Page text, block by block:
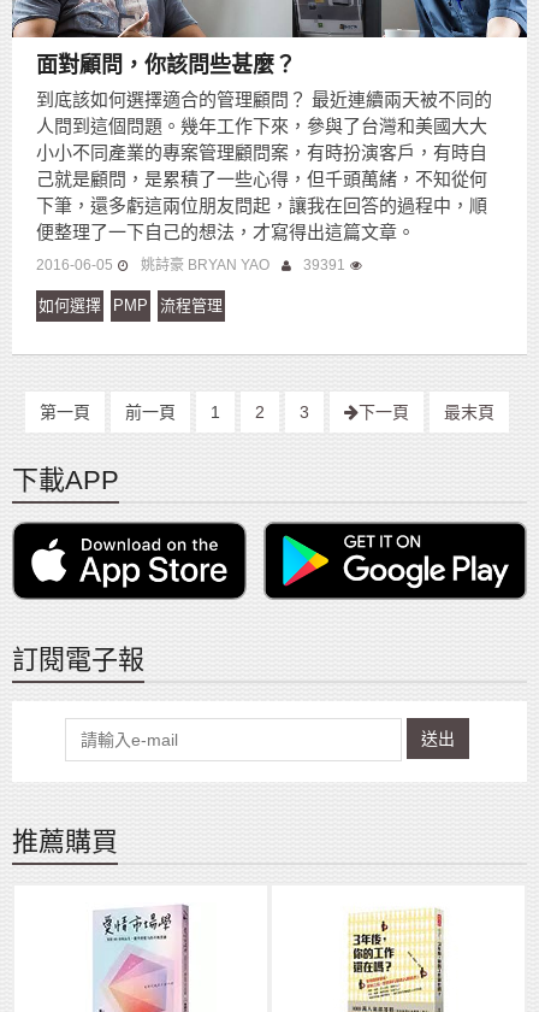
面對顧問，你該問些甚麼？
到底該如何選擇適合的管理顧問？ 最近連續兩天被不同的
人問到這個問題。幾年工作下來，參與了台灣和美國大大
小小不同產業的專案管理顧問案，有時扮演客戶，有時自
己就是顧問，是累積了一些心得，但千頭萬緒，不知從何
下筆，還多虧這兩位朋友問起，讓我在回答的過程中，順
便整理了一下自己的想法，才寫得出這篇文章。
2016-06-05 姚詩豪 BRYAN YAO 39391
如何選擇 PMP 流程管理
第一頁 前一頁 1 2 3 下一頁 最末頁
下載APP
訂閱電子報
送出
推薦購買